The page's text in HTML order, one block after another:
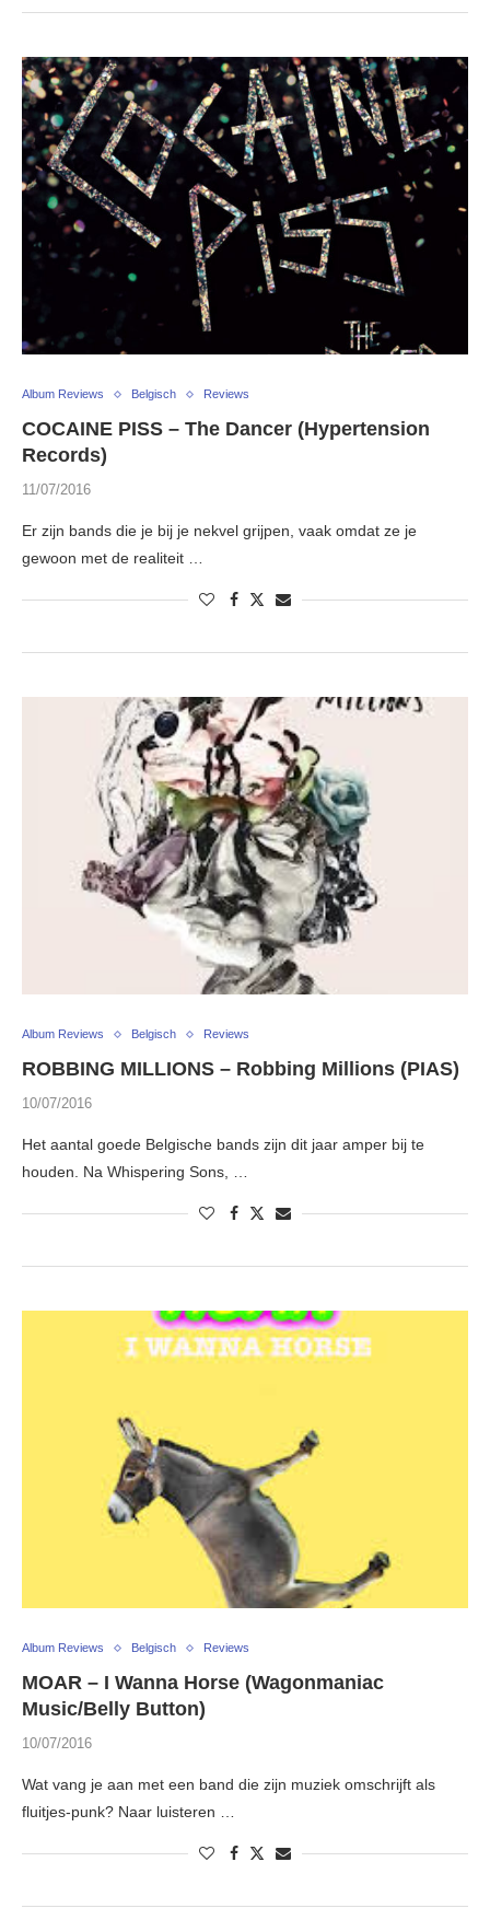
Album Reviews Belgisch Reviews
COCAINE PISS – The Dancer (Hypertension
Records)
11/07/2016
Er zijn bands die je bij je nekvel grijpen, vaak omdat ze je
gewoon met de realiteit …
Album Reviews Belgisch Reviews
ROBBING MILLIONS – Robbing Millions (PIAS)
10/07/2016
Het aantal goede Belgische bands zijn dit jaar amper bij te
houden. Na Whispering Sons, …
Album Reviews Belgisch Reviews
MOAR – I Wanna Horse (Wagonmaniac
Music/Belly Button)
10/07/2016
Wat vang je aan met een band die zijn muziek omschrijft als
fluitjes-punk? Naar luisteren …